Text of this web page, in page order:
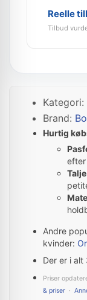
Reelle
Tilbud
Kategori:
Brand:
Hurtig
Andre
kvinder:
Der er i
Priser
& priser ·